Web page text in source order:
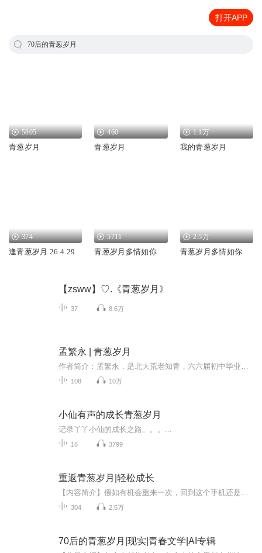
打开APP
70后的青葱岁月
5805
青葱岁月
460
青葱岁月
1.1万
我的青葱岁月
374
逢青葱岁月 26.4.29
5711
青葱岁月多情如你
2.5万
青葱岁月多情如你
【zsww】♡.《青葱岁月》
37 8.6万
孟繁永 | 青葱岁月
108 10万
小仙有声的成长青葱岁月
记录丫丫小仙的成长之路。。。...
16 3799
重返青葱岁月|轻松成长
304 2.5万
70后的青葱岁月|现实|青春文学|AI专辑